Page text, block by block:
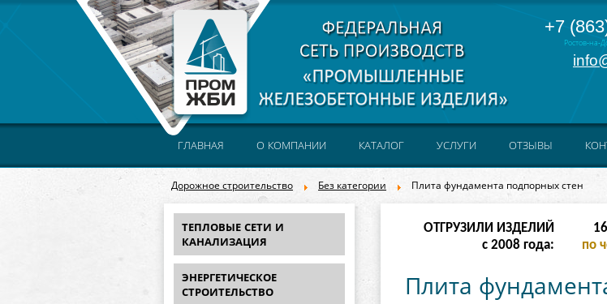
+7
Ростов-на-
Дорожное строительство Без категории Плита фундамента подпорных стен
ГЛАВНАЯ О КОМПАНИИ КАТАЛОГ УСЛУГИ ОТЗЫВЫ
ТЕПЛОВЫЕ СЕТИ И
КАНАЛИЗАЦИЯ
ЭНЕРГЕТИЧЕСКОЕ
СТРОИТЕЛЬСТВО
ОТГРУЗИЛИ ИЗДЕЛИЙ
с 2008 года:
по
Плита